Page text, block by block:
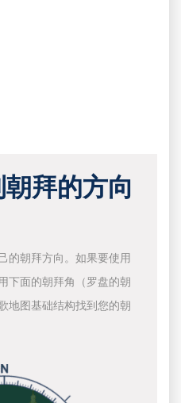
拜的方向
的朝拜方向。如果要使用
下面的朝拜角（罗盘的朝
地图基础结构找到您的朝